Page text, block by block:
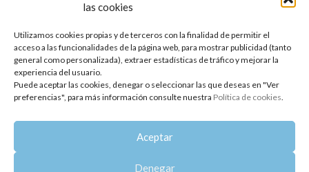
las cookies
Utilizamos cookies propias y de terceros con la finalidad de permitir el
acceso a las funcionalidades de la página web, para mostrar publicidad (tanto
general como personalizada), extraer estadísticas de tráfico y mejorar la
experiencia del usuario.
Puede aceptar las cookies, denegar o seleccionar las que deseas en "Ver
preferencias", para más información consulte nuestra Política de cookies.
Aceptar
Denegar
Copyright 2014-2025 Oshadhi España
Todos los derechos reservados.
Política de privacidad | Aviso legal | Política de cookies